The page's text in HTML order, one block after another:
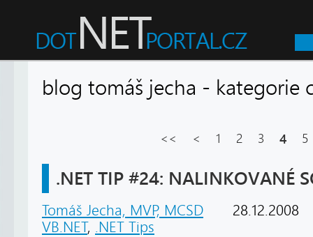
blog tomáš jecha -
<< < 1 2 3 4 5
.NET TIP #24: NALINKOVANÉ
Tomáš Jecha, MVP, MCSD
28.12.2008
VB.NET, .NET Tips